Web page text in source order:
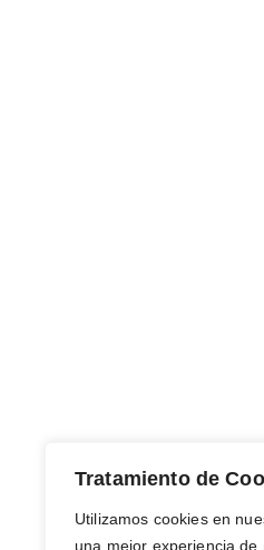
Tratamiento de
Utilizamos cookies en
una mejor experiencia